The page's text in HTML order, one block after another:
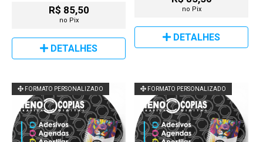
R$ 85,50
no Pix
DETALHES
no Pix
DETALHES
FORMATO PERSONALIZADO FORMATO PERSONALIZADO